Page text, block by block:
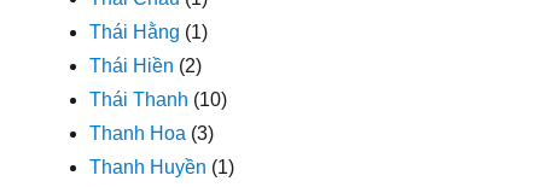
Thái Hằng (1)
Thái Hiền (2)
Thái Thanh (10)
Thanh Hoa (3)
Thanh Huyền (1)